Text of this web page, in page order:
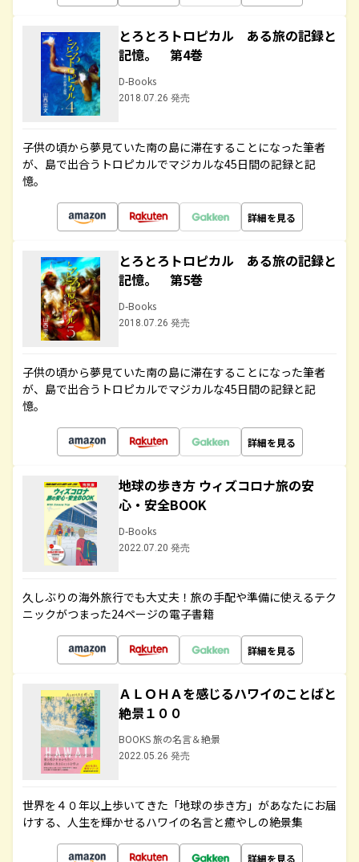
とろとろトロピカル ある旅の記録と
記憶。 第4巻
D-Books
2018.07.26 発売
子供の頃から夢見ていた南の島に滞在することになった筆者
が、島で出合うトロピカルでマジカルな45日間の記録と記
憶。
詳細を見る
とろとろトロピカル ある旅の記録と
記憶。 第5巻
D-Books
2018.07.26 発売
子供の頃から夢見ていた南の島に滞在することになった筆者
が、島で出合うトロピカルでマジカルな45日間の記録と記
憶。
詳細を見る
地球の歩き方 ウィズコロナ旅の安
心・安全BOOK
D-Books
2022.07.20 発売
久しぶりの海外旅行でも大丈夫！旅の手配や準備に使えるテク
ニックがつまった24ページの電子書籍
詳細を見る
ＡＬＯＨＡを感じるハワイのことばと
絶景１００
BOOKS 旅の名言＆絶景
2022.05.26 発売
世界を４０年以上歩いてきた「地球の歩き方」があなたにお届
けする、人生を輝かせるハワイの名言と癒やしの絶景集
詳細を見る